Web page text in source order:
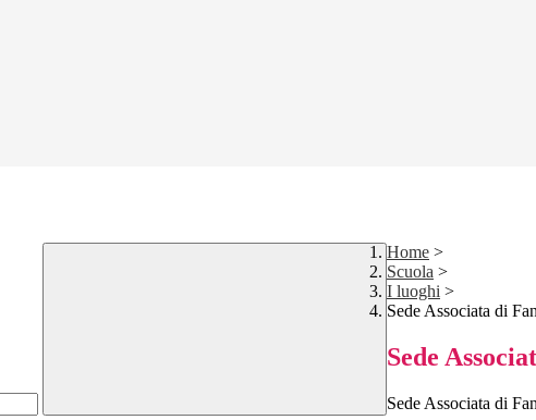
Home >
Scuola >
I luoghi >
Sede Associata di
Sede
Sede Associata di